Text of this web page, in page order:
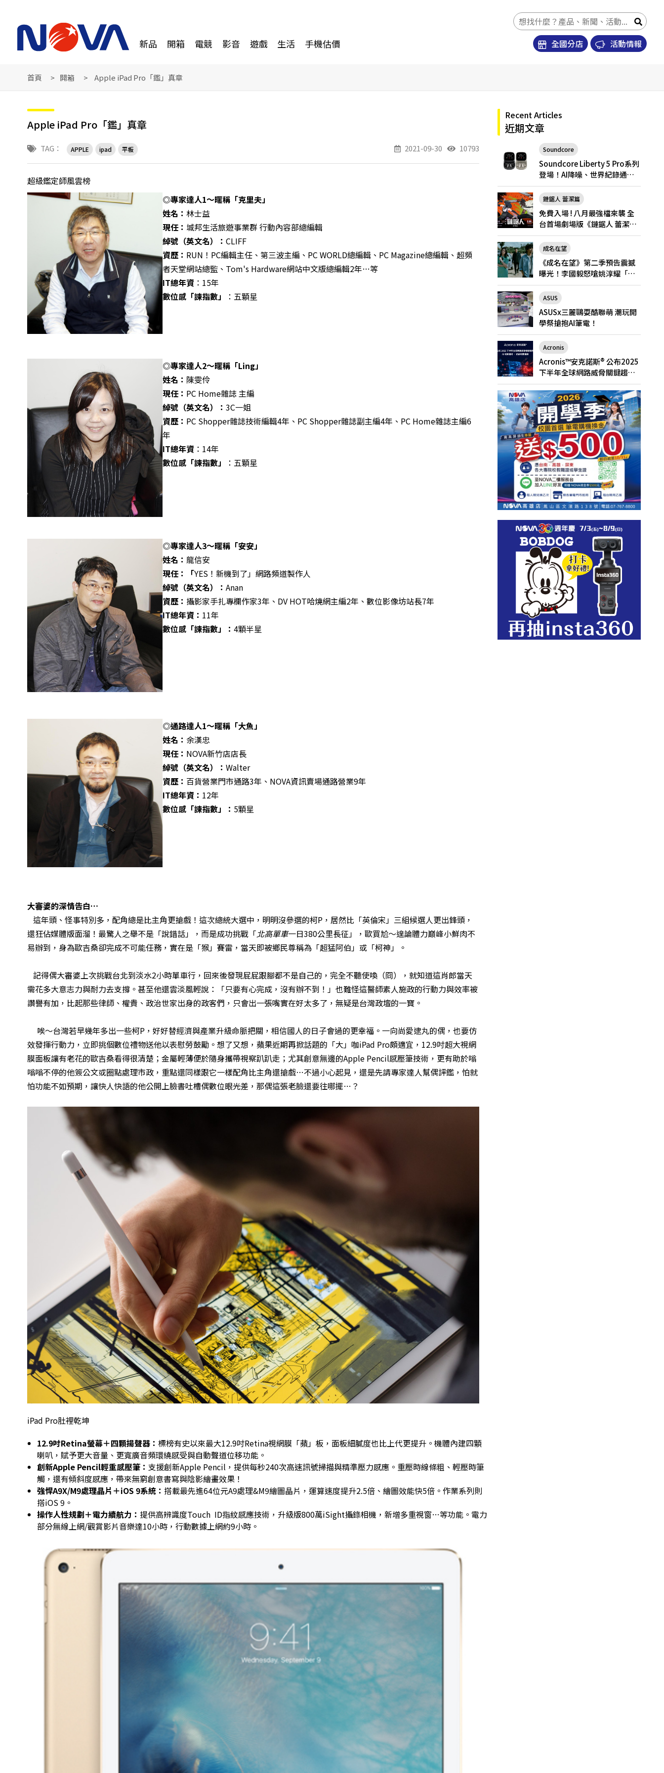
新品 開箱 電競 影音 遊戲 生活 手機估價 活動情報
全國分店
首頁 開箱 Apple iPad Pro「鑑」真章
Apple iPad Pro「鑑」真章
TAG： APPLE ipad 平板 2021-09-30 10793
超級鑑定師風雲榜
◎專家達人1～暱稱「克里夫」
姓名： 林士益
現任： 城邦生活旅遊事業群 行動內容部總編輯
綽號（英文名）： CLIFF
資歷： RUN！PC編輯主任、第三波主編、PC WORLD總編輯、PC Magazine總編輯、超頻
者天堂網站總監、Tom's Hardware網站中文版總編輯2年…等
IT總年資 ：15年
數位感「諫指數」
：五顆星
◎專家達人2～暱稱「Ling」
姓名： 陳雯伶
現任： PC Home雜誌 主編
綽號（英文名）： 3C一姐
資歷： PC Shopper雜誌技術編輯4年、PC Shopper雜誌副主編4年、PC Home雜誌主編6
年
IT總年資 ：14年
數位感「諫指數」
：五顆星
◎專家達人3～暱稱「安安」
姓名： 龍信安
現任：「YES！新機到了」網路頻道製作人
綽號（英文名）： Anan
資歷： 攝影家手扎專欄作家3年、DV HOT哈燒網主編2年、數位影像坊站長7年
IT總年資： 11年
數位感「諫指數」： 4顆半星
◎通路達人1～暱稱「大魚」
姓名： 余漢忠
現任： NOVA新竹店店長
綽號（英文名）： Walter
資歷： 百貨營業門市通路3年、NOVA資訊賣場通路營業9年
IT總年資： 12年
數位感「諫指數」： 5顆星
大審婆的深情告白…
這年頭、怪事特別多，配角總是比主角更搶戲！這次總統大選中，明明沒參選的柯P，居然比「英倫宋」三組候選人更出鋒頭，
還狂佔媒體版面溜！最驚人之舉不是「說錯話」，而是成功挑戰「北高單車一日380公里長征」，歐買尬～遑論體力巔峰小鮮肉不
易辦到，身為歐吉桑卻完成不可能任務，實在是「猴」賽雷，當天即被鄉民尊稱為「超猛阿伯」或「柯神」。
記得偶大審婆上次挑戰台北到淡水2小時單車行，回來後發現屁屁跟腳都不是自己的，完全不聽使喚（冏），就知道這肖郎當天
需花多大意志力與耐力去支撐。甚至他還雲淡風輕說：「只要有心完成，沒有辦不到！」也難怪這醫師素人施政的行動力與效率被
讚譽有加，比起那些律師、權貴、政治世家出身的政客們，只會出一張嘴實在好太多了，無疑是台灣政壇的一寶。
唉～台灣若早幾年多出一些柯P，好好替經濟與產業升級命脈把關，相信國人的日子會過的更幸福。一向尚愛逮丸的偶，也要仿
效發揮行動力，立即挑個數位禮物送他以表慰勞鼓勵。想了又想，蘋果近期再掀話題的「大」咖iPad Pro頗適宜，12.9吋超大視網
膜面板讓有老花的歐吉桑看得很清楚；金屬輕薄便於隨身攜帶視察趴趴走；尤其創意無邊的Apple Pencil感壓筆技術，更有助於嗡
嗡嗡不停的他簽公文或圈點處理市政，重點還同樣跟它一樣配角比主角還搶戲…不過小心起見，還是先請專家達人幫偶評鑑，怕就
怕功能不如預期，讓快人快語的他公開上臉書吐槽偶數位眼光差，那偶這張老臉還要往哪擺…？
iPad Pro肚裡乾坤
12.9吋Retina螢幕＋四顆揚聲器： 標榜有史以來最大12.9吋Retina視網膜「蘋」板，面板細膩度也比上代更提升。機體內建四顆
喇叭，賦予更大音量、更寬廣音頻環繞感受與自動聲道位移功能。
創新Apple Pencil輕重感壓筆： 支援創新Apple Pencil，提供每秒240次高速訊號掃描與精準壓力感應。重壓時線條粗、輕壓時筆
觸，還有傾斜度感應，帶來無窮創意書寫與陰影繪畫效果！
強悍A9X/M9處理晶片＋iOS 9系統： 搭載最先進64位元A9處理&M9繪圖晶片，運算速度提升2.5倍、繪圖效能快5倍。作業系列則
搭iOS 9。
操作人性規劃＋電力續航力： 提供高辨識度Touch ID指紋感應技術，升級版800萬iSight攝錄相機，新增多重視窗…等功能。電力
部分無線上網/觀賞影片音樂達10小時，行動數據上網約9小時。
Recent Articles
近期文章
Soundcore
Soundcore Liberty 5 Pro
Soundcore Liberty 5 Pro系列
登場！AI降噪、世界紀錄通
話，Pro與Pro Max怎麼選？
鏈鋸人 蕾潔篇
免費入場 ! 八月最強檔來襲 全
台首場劇場版《鏈鋸人 蕾潔
篇》快閃店就在新光三越台北
南西一館8/6限定登場
成名在望
《成名在望》第二季預告震撼
曝光！李國毅怒嗆姚淳耀「當
邱家的狗」兄弟情決裂
ASUS
ASUSx三麗鷗耍酷聯萌 潮玩開
學祭搶抱AI筆電！
Acronis
Acronis™安克諾斯® 公布2025
下半年全球網路威脅關鍵趨
勢： AI 攻擊激增、勒索軟體猖
獗